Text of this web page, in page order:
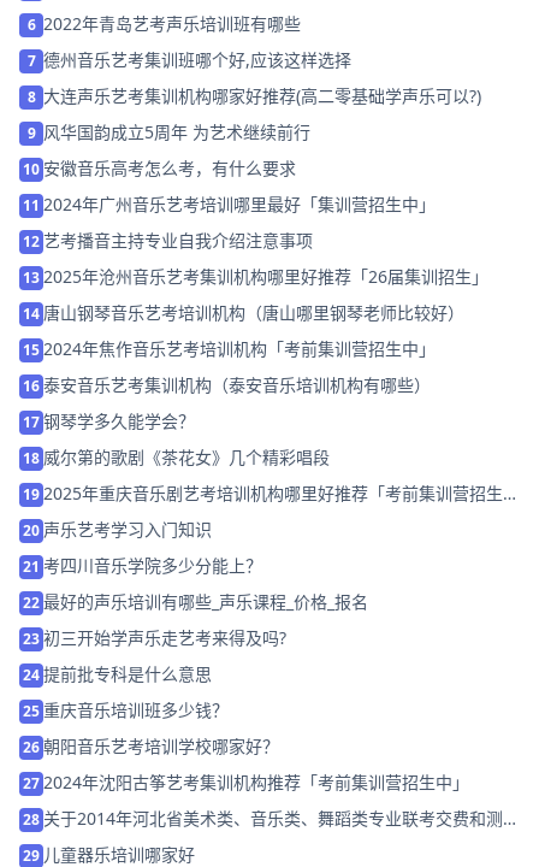
6 2022年青岛艺考声乐培训班有哪些
7 德州音乐艺考集训班哪个好,应该这样选择
8 大连声乐艺考集训机构哪家好推荐(高二零基础学声乐可以?)
9 风华国韵成立5周年 为艺术继续前行
10 安徽音乐高考怎么考，有什么要求
11 2024年广州音乐艺考培训哪里最好「集训营招生中」
12艺考播音主持专业自我介绍注意事项
13 2025年沧州音乐艺考集训机构哪里好推荐「26届集训招生」
14 唐山钢琴音乐艺考培训机构（唐山哪里钢琴老师比较好）
15 2024年焦作音乐艺考培训机构「考前集训营招生中」
16泰安音乐艺考集训机构（泰安音乐培训机构有哪些）
17钢琴学多久能学会？
18 威尔第的歌剧《茶花女》几个精彩唱段
19 2025年重庆音乐剧艺考培训机构哪里好推荐「考前集训营招生
中」
20 声乐艺考学习入门知识
21 考四川音乐学院多少分能上？
22最好的声乐培训有哪些_声乐课程_价格_报名
23初三开始学声乐走艺考来得及吗?
24提前批专科是什么意思
25重庆音乐培训班多少钱？
26朝阳音乐艺考培训学校哪家好？
27 2024年沈阳古筝艺考集训机构推荐「考前集训营招生中」
28 关于2014年河北省美术类、音乐类、舞蹈类专业联考交费和测试
地点说明
29 儿童器乐培训哪家好